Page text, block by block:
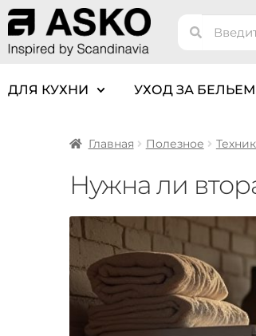
ДЛЯ КУХНИ УХОД ЗА БЕЛЬЕМ
Главная Полезное
Нужна ли